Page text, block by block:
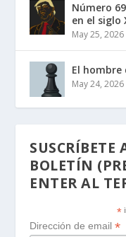
Número
en el siglo
May 25, 2026
El hombre
May 24, 2026
SUSCRÍBETE
BOLETÍN
ENTER AL
*
Dirección de email*